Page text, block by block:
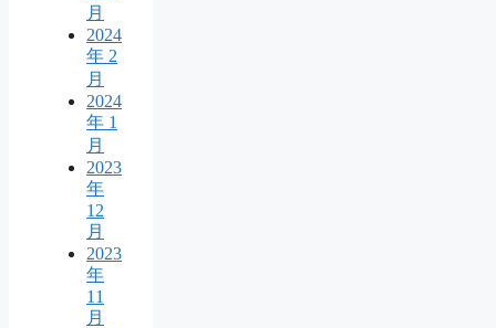
月
2024
年 2
月
2024
年 1
月
2023
年
12
月
2023
年
11
月